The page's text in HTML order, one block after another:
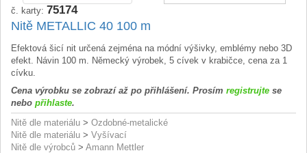
č. karty: 75174
Nitě METALLIC 40 100 m
Efektová šicí nit určená zejména na módní výšivky, emblémy nebo 3D
efekt. Návin 100 m. Německý výrobek, 5 cívek v krabičce, cena za 1
cívku.
Cena výrobku se zobrazí až po přihlášení. Prosím registrujte se
nebo přihlaste.
Nitě dle materiálu > Ozdobné-metalické
Nitě dle materiálu > Vyšívací
Nitě dle výrobců > Amann Mettler